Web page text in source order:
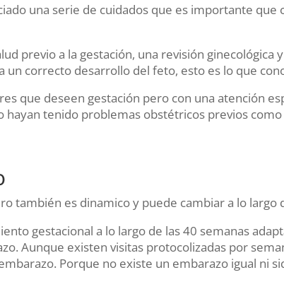
una serie de cuidados que es importante
previo a la gestación, una revisión ginecológica
un correcto desarrollo del feto, esto es lo que
que deseen gestación pero con una atención
tenido problemas obstétricos previos
también es dinamico y puede cambiar a lo largo
gestacional a lo largo de las 40 semanas
Aunque existen visitas protocolizadas por
Porque no existe un embarazo igual ni